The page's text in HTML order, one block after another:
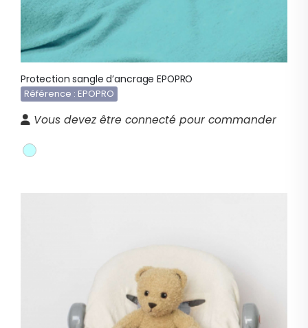
Protection sangle d’ancrage EPOPRO
Référence : EPOPRO
Vous devez être connecté pour commander